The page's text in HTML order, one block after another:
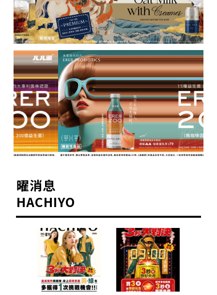
曜消息
HACHIYO